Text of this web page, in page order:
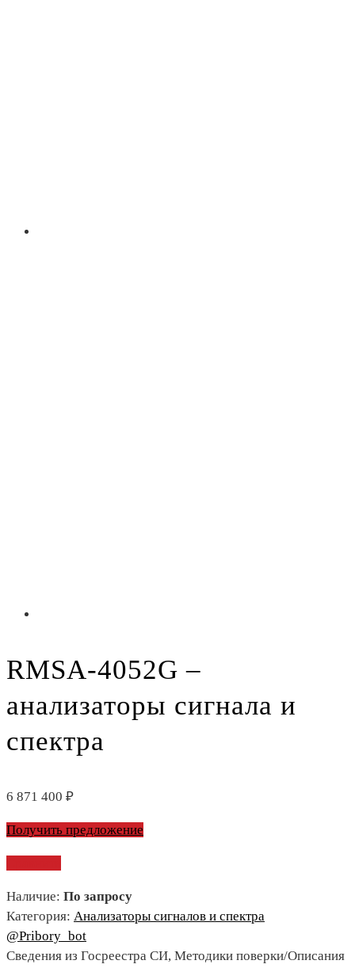
RMSA-4052G –
анализаторы сигнала и
спектра
6 871 400 ₽
Получить предложение
Наличие: По запросу
Категория: Анализаторы сигналов и спектра
@Pribory_bot
Сведения из Госреестра СИ, Методики поверки/Описания